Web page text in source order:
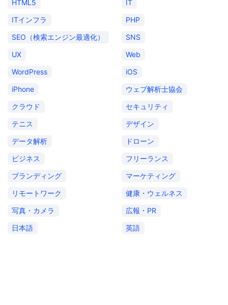
HTML5
IT
ITインフラ
PHP
SEO（検索エンジン最適化）
SNS
UX
Web
WordPress
iOS
iPhone
ウェブ解析士協会
クラウド
セキュリティ
テニス
デザイン
データ解析
ドローン
ビジネス
フリーランス
ブランディング
マーケティング
リモートワーク
健康・ウェルネス
写真・カメラ
広報・PR
日本語
英語